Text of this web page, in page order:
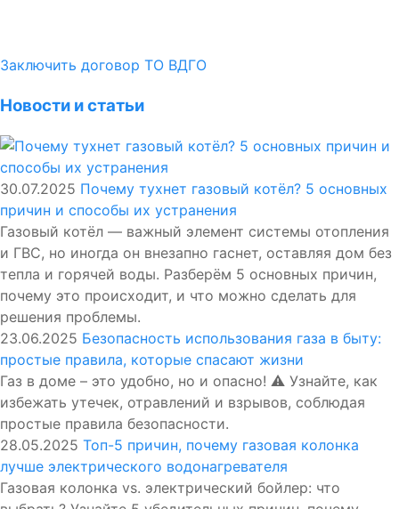
Заключить договор ТО ВДГО
Новости и статьи
30.07.2025 Почему тухнет газовый котёл? 5 основных
причин и способы их устранения
Газовый котёл — важный элемент системы отопления
и ГВС, но иногда он внезапно гаснет, оставляя дом без
тепла и горячей воды. Разберём 5 основных причин,
почему это происходит, и что можно сделать для
решения проблемы.
23.06.2025 Безопасность использования газа в быту:
простые правила, которые спасают жизни
Газ в доме – это удобно, но и опасно! ⚠️ Узнайте, как
избежать утечек, отравлений и взрывов, соблюдая
простые правила безопасности.
28.05.2025 Топ-5 причин, почему газовая колонка
лучше электрического водонагревателя
Газовая колонка vs. электрический бойлер: что